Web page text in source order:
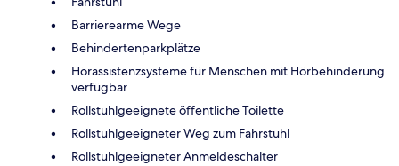
Barrierearme Wege
Behindertenparkplätze
Hörassistenzsysteme für Menschen mit Hörbehinderung
verfügbar
Rollstuhlgeeignete öffentliche Toilette
Rollstuhlgeeigneter Weg zum Fahrstuhl
Rollstuhlgeeigneter Anmeldeschalter